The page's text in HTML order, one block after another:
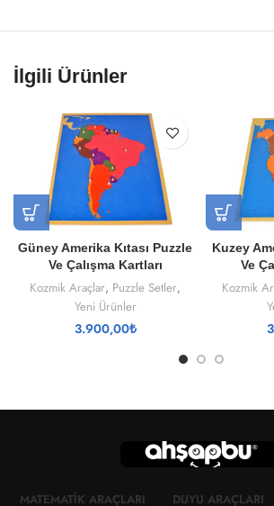
İlgili Ürünler
Güney Amerika Kıtası Puzzle
Ve Çalışma Kartları
Kozmik Araçlar, Puzzle Setler,
Yeni Ürünler
3.900,00₺
Kuzey
Ve
Kozmik
MATEMATIK ARAÇLARI DUYU ARAÇLARI